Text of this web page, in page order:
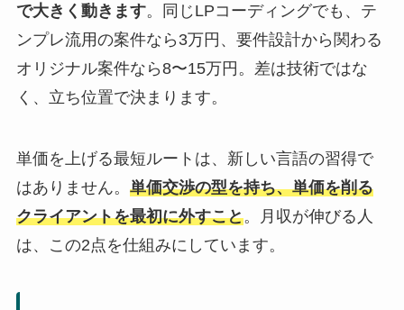
で大きく動きます。同じLPコーディングでも、テ
ンプレ流用の案件なら3万円、要件設計から関わる
オリジナル案件なら8〜15万円。差は技術ではな
く、立ち位置で決まります。
単価を上げる最短ルートは、新しい言語の習得で
はありません。 単価交渉の型を持ち、単価を削る
クライアントを最初に外すこと。月収が伸びる人
は、この2点を仕組みにしています。